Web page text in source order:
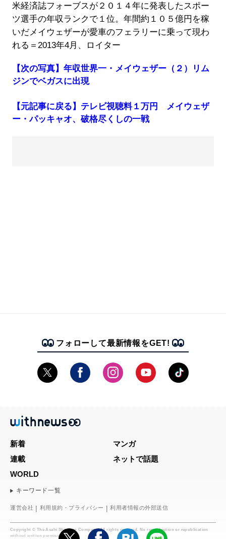
米経済誌フォーブスが２０１４年に発表したスポー
ツ選手の年収ランクで１位。年間約１０５億円を稼
いだメイウェザーが愛車のフェラリーに乗って現わ
れる＝2013年4月、ロイター
【次の写真】年収世界一・メイウェザー（２）リム
ジンでベガスに出現
【元記事に戻る】テレビ視聴料１万円 メイウェザ
ー・パッキャオ、破格尽くしの一戦
フォローして最新情報をGET!
Copyright © The Asahi Shimbun Company. All rights reserved. No reproduction or republication
without written permission.
新着
マンガ
連載
ネットで話題
WORLD
キーワード一覧
運営会社 利用規約・プライバシー 利用者情報の外部送信